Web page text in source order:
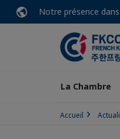
Notre présence
La Chambre
Accueil